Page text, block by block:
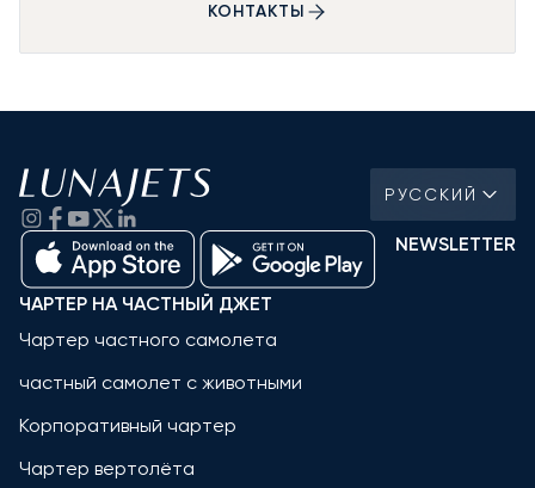
КОНТАКТЫ
РУССКИЙ
NEWSLETTER
ЧАРТЕР НА ЧАСТНЫЙ ДЖЕТ
Чартер частного самолета
частный самолет с животными
Корпоративный чартер
Чартер вертолёта